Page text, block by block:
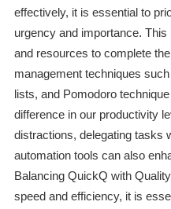
effectively, it is essential to
urgency and importance.
and resources to complete
management techniques
lists, and Pomodoro
difference in our productivity
distractions, delegating tasks
automation tools can also
Balancing QuickQ with
speed and efficiency, it is